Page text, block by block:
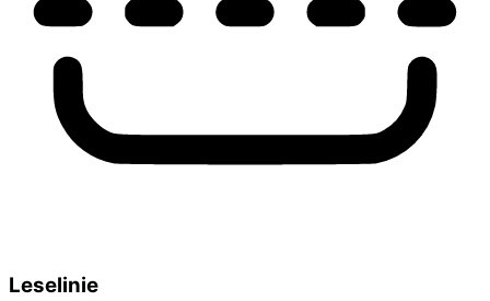
Leselinie